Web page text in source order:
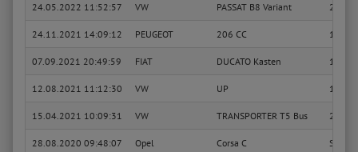
24.05.2022 11:52:57 VW PASSAT B8 Variant 2.0
24.11.2021 14:09:12 PEUGEOT 206 CC 1.6
07.09.2021 20:49:59 FIAT DUCATO Kasten 1.9 TD
12.08.2021 11:12:30 VW UP 1.0
15.04.2021 10:09:31 VW TRANSPORTER T5 Bus 2.0 TSI
28.08.2020 09:48:07 Opel Corsa C Sport